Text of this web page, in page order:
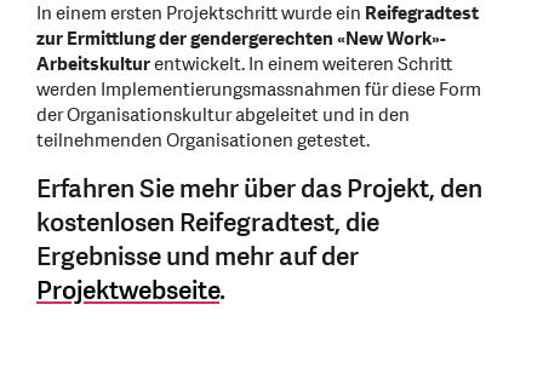
In einem ersten Projektschritt wurde ein Reifegradtest
zur Ermittlung der gendergerechten «New Work»-
Arbeitskulturentwickelt. In einem weiteren Schritt
werden Implementierungsmassnahmen für diese Form
der Organisationskultur abgeleitet und in den
teilnehmenden Organisationen getestet.
Erfahren Sie mehr über das Projekt, den
kostenlosen Reifegradtest, die
Ergebnisse und mehr auf der
Projektwebseite.